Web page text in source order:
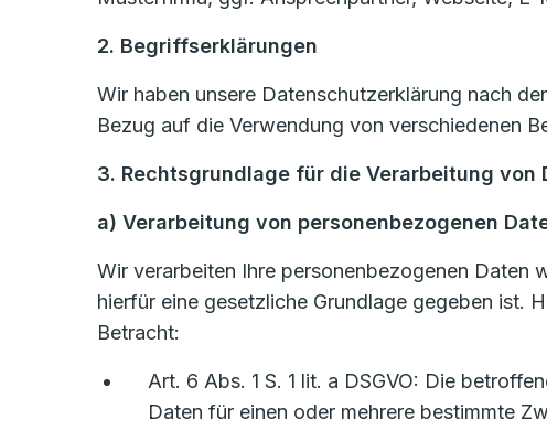
2. Begriffserklärungen
Wir haben unsere Datenschutzerklärung nach
Bezug auf die Verwendung von verschiedenen
3. Rechtsgrundlage für die Verarbeitung von
a) Verarbeitung von personenbezogenen
Wir verarbeiten Ihre personenbezogenen Daten
hierfür eine gesetzliche Grundlage gegeben ist.
Betracht:
Art. 6 Abs. 1 S. 1 lit. a DSGVO: Die
Daten für einen oder mehrere bestimmte